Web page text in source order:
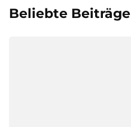
Beliebte Beiträge